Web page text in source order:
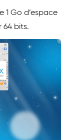
1 Go d’espace
64 bits.